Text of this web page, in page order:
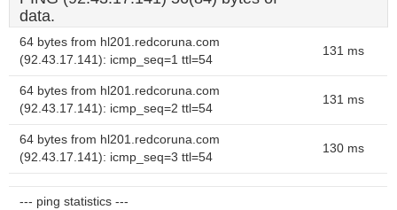
data.
64 bytes from hl201.redcoruna.com
(92.43.17.141): icmp_seq=1 ttl=54
131 ms
64 bytes from hl201.redcoruna.com
(92.43.17.141): icmp_seq=2 ttl=54
131 ms
64 bytes from hl201.redcoruna.com
(92.43.17.141): icmp_seq=3 ttl=54
130 ms
--- ping statistics ---